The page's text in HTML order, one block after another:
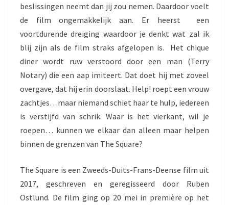
beslissingen neemt dan jij zou nemen. Daardoor voelt
de film ongemakkelijk aan. Er heerst een
voortdurende dreiging waardoor je denkt wat zal ik
blij zijn als de film straks afgelopen is. Het chique
diner wordt ruw verstoord door een man (Terry
Notary) die een aap imiteert. Dat doet hij met zoveel
overgave, dat hij erin doorslaat. Help! roept een vrouw
zachtjes…maar niemand schiet haar te hulp, iedereen
is verstijfd van schrik. Waar is het vierkant, wil je
roepen… kunnen we elkaar dan alleen maar helpen
binnen de grenzen van The Square?
The Square is een Zweeds-Duits-Frans-Deense film uit
2017, geschreven en geregisseerd door Ruben
Östlund. De film ging op 20 mei in première op het